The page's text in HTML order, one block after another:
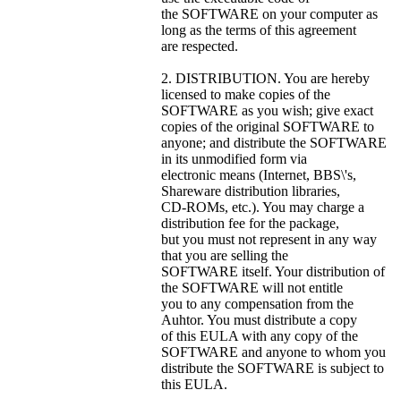
the SOFTWARE on your computer as
long as the terms of this agreement
are respected.
2. DISTRIBUTION. You are hereby
licensed to make copies of the
SOFTWARE as you wish; give exact
copies of the original SOFTWARE to
anyone; and distribute the SOFTWARE
in its unmodified form via
electronic means (Internet, BBS\'s,
Shareware distribution libraries,
CD-ROMs, etc.). You may charge a
distribution fee for the package,
but you must not represent in any way
that you are selling the
SOFTWARE itself. Your distribution of
the SOFTWARE will not entitle
you to any compensation from the
Auhtor. You must distribute a copy
of this EULA with any copy of the
SOFTWARE and anyone to whom you
distribute the SOFTWARE is subject to
this EULA.